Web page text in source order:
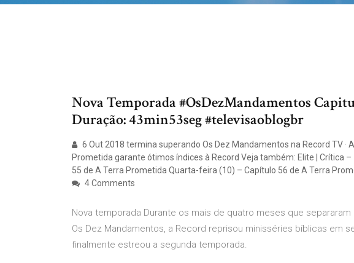
Nova Temporada #OsDezMandamentos
Duração: 43min53seg #televisaoblogbr
6 Out 2018 termina superando Os Dez Mandamentos na Record TV ·
Prometida garante ótimos índices à Record Veja também: Elite | Crítica
55 de A Terra Prometida Quarta-feira (10) – Capítulo 56 de A Terra
4 Comments
Nova temporada Durante os mais de quatro meses que
Os Dez Mandamentos, a Record reprisou minisséries bíblicas em
finalmente estreou a segunda temporada.